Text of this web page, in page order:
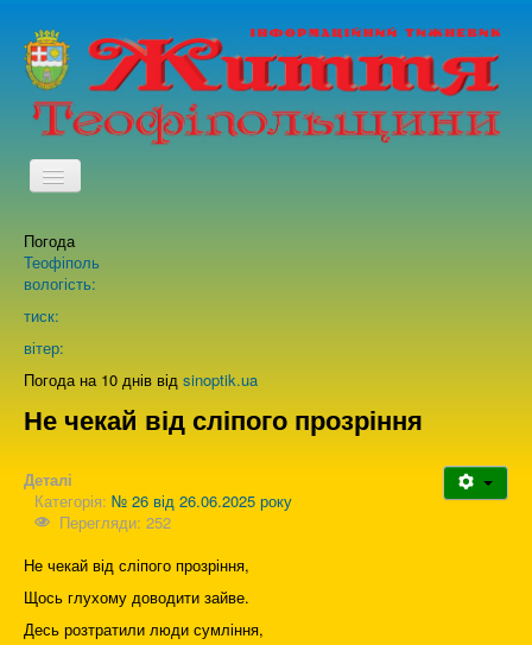
TPL_PROTOSTAR_TOGGLE_MENU
Про нас
Зворотній зв'язок
Погода
Теофіполь
вологість:
тиск:
вітер:
Погода на 10 днів від sinoptik.ua
Не чекай від сліпого прозріння
Деталі
Категорія: № 26 від 26.06.2025 року
Перегляди: 252
Не чекай від сліпого прозріння,
Щось глухому доводити зайве.
Десь розтратили люди сумління,